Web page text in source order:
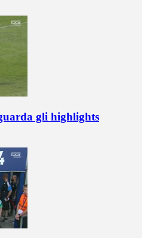
gli highlights